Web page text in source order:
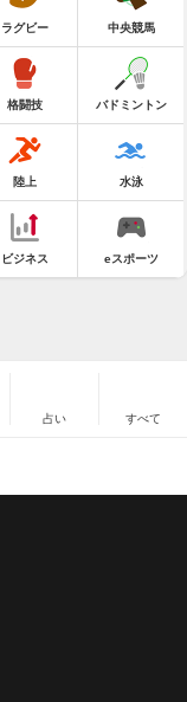
ラグビー 中央競馬
格闘技 バドミントン
陸上 水泳
ビジネス eスポーツ
占い すべて